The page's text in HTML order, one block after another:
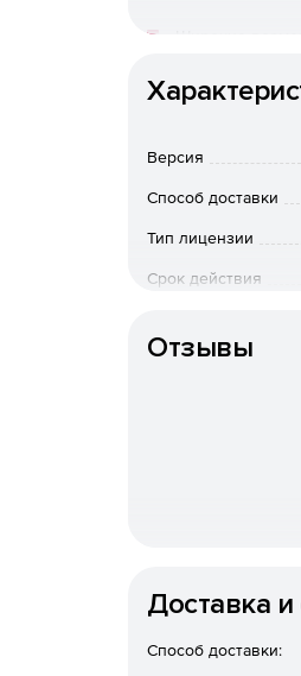
Широкие
Действенная
Эффективное
Высокая
Способность
практически
Версия
Способ доставки
Тип лицензии
Срок действия
Отзывы
Доставка и
Способ доставки: